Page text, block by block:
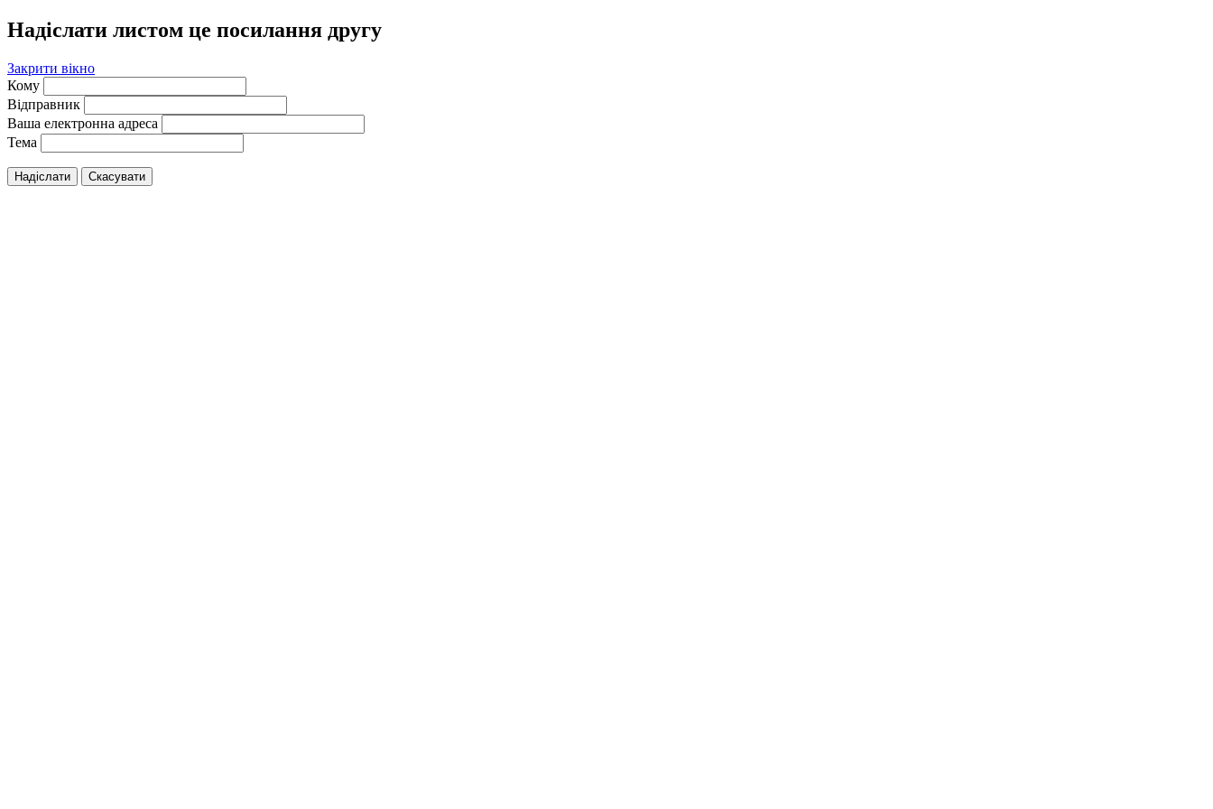
Надіслати листом це посилання другу
Закрити вікно
Кому
Відправник
Ваша електронна адреса
Тема
Надіслати Скасувати